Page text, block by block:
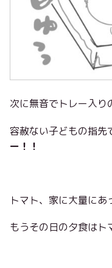
次に無音でトレー入り
容赦ない子どもの指先
ー！！
トマト、家に大量に
もうその日の夕食はト